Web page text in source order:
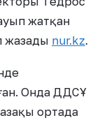
жатқан
жазады nur.kz.
Онда ДДСҰ
ортада